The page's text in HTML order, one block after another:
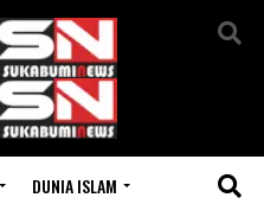
DUNIA ISLAM
version